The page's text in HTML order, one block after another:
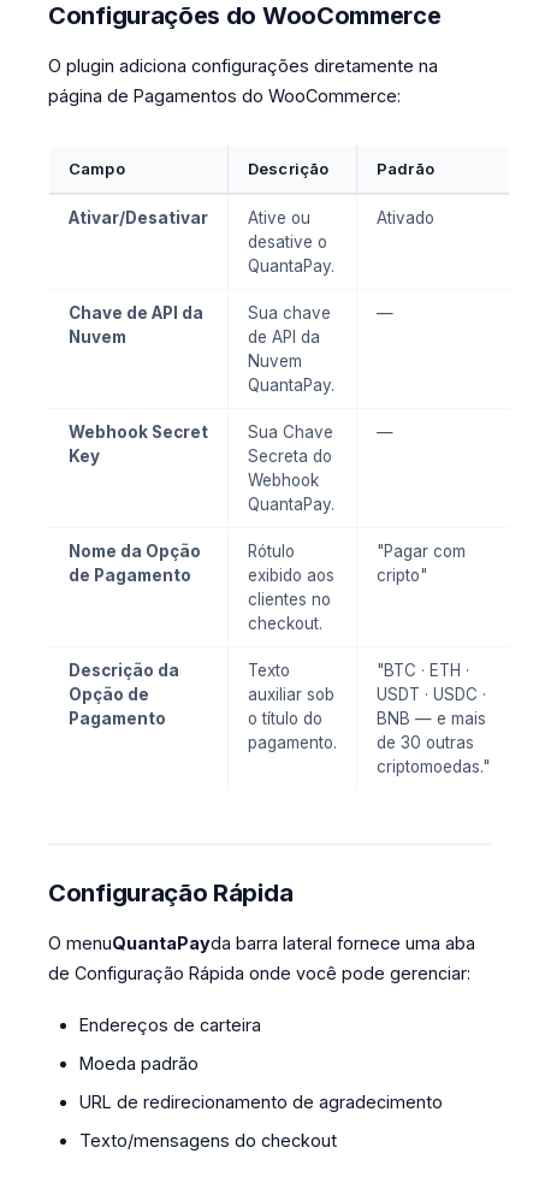
Configurações do WooCommerce
O plugin adiciona configurações diretamente na
página de Pagamentos do WooCommerce:
Campo Descrição Padrão
Ativar/Desativar
Ative ou
desative o
QuantaPay.
Ativado
Chave de API da
Nuvem
Sua chave
de API da
Nuvem
QuantaPay.
—
Webhook Secret
Key
Sua Chave
Secreta do
Webhook
QuantaPay.
—
Nome da Opção
de Pagamento
Rótulo
exibido aos
clientes no
checkout.
"Pagar com
cripto"
Descrição da
Opção de
Pagamento
Texto
auxiliar sob
o título do
pagamento.
"BTC · ETH ·
USDT · USDC ·
BNB — e mais
de 30 outras
criptomoedas."
Configuração Rápida
O menuQuantaPayda barra lateral fornece uma aba
de Configuração Rápida onde você pode gerenciar:
Endereços de carteira
Moeda padrão
URL de redirecionamento de agradecimento
Texto/mensagens do checkout